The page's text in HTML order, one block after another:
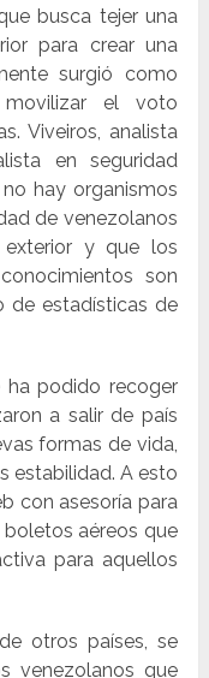
busca tejer una
para crear una
surgió como
el voto
Viveiros, analista
en seguridad
hay organismos
de venezolanos
y que los
son
de estadísticas de
ha podido recoger
a salir de país
formas de vida,
estabilidad. A esto
con asesoría para
aéreos que
para aquellos
otros países, se
venezolanos que